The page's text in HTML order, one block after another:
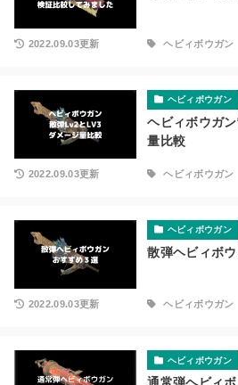
2022.09.03更新 ヘビィボウガン
ヘビィボウガン
ヘビィボウガ
量比較
2022.09.03更新 ヘビィボウガン
ヘビィボウガン
散弾ヘビィボ
2022.09.03更新 ヘビィボウガン
ヘビィボウガン